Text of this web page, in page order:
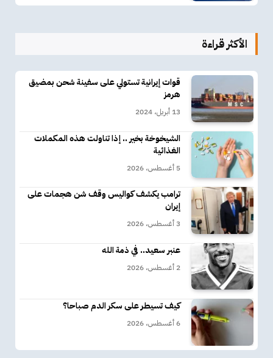
الأكثر قراءة
قوات إيرانية تستولي على سفينة شحن بمضيق
هرمز
13 أبريل، 2024
الشيخوخة بخير .. إذا تناولت هذه المكملات
الغذائية
5 أغسطس، 2026
ترامب يكشف كواليس وقف شن هجمات على
إيران
3 أغسطس، 2026
عنبر سعيد.. في ذمة الله
2 أغسطس، 2026
كيف تسيطر على سكر الدم صباحا؟
6 أغسطس، 2026